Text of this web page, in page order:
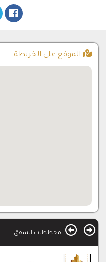
الموقع على الخريطة
مخططات الشقق